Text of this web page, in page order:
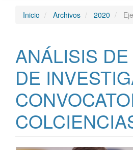
Inicio Archivos 2020
ANÁLISIS
DE